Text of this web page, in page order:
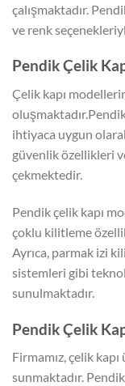
çalışmaktadır.
ve renk
Pendik Çelik
Çelik kapı
ihtiyaca uygun
güvenlik özellikleri
çekmektedir.
Pendik çelik kapı
çoklu kilitleme
Ayrıca, parmak izi
sistemleri gibi
sunulmaktadır.
Pendik Çelik
Firmamız, çelik
sunmaktadır. Pendik